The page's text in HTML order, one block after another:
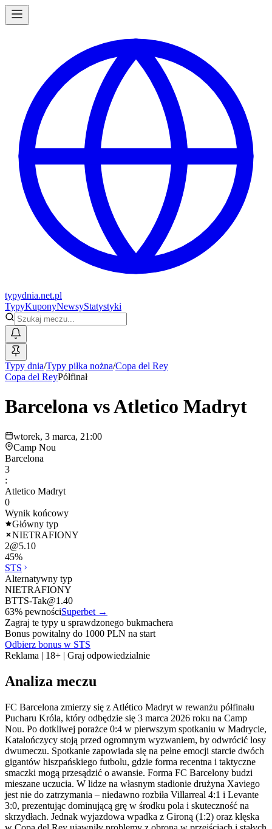
typydnia.net.pl
TypyKuponyNewsyStatystyki
Typy dnia/Typy piłka nożna/Copa del Rey
Copa del ReyPółfinał
Barcelona vsAtletico Madryt
wtorek, 3 marca, 21:00
Camp Nou
Barcelona
3
:
Atletico Madryt
0
Wynik końcowy
Główny typ
NIETRAFIONY
2@5.10
45%
STS
Alternatywny typ
NIETRAFIONY
BTTS-Tak@1.40
63% pewnościSuperbet →
Zagraj te typy u sprawdzonego bukmachera
Bonus powitalny do 1000 PLN na start
Odbierz bonus w STS
Reklama | 18+ | Graj odpowiedzialnie
Analiza meczu
FC Barcelona zmierzy się z Atlético Madryt w rewanżu półfinału
Pucharu Króla, który odbędzie się 3 marca 2026 roku na Camp
Nou. Po dotkliwej porażce 0:4 w pierwszym spotkaniu w Madrycie,
Katalończycy stoją przed ogromnym wyzwaniem, by odwrócić losy
dwumeczu. Spotkanie zapowiada się na pełne emocji starcie dwóch
gigantów hiszpańskiego futbolu, gdzie forma recentna i taktyczne
smaczki mogą przesądzić o awansie. Forma FC Barcelony budzi
mieszane uczucia. W lidze na własnym stadionie drużyna Xaviego
jest nie do zatrzymania – niedawno rozbiła Villarreal 4:1 i Levante
3:0, prezentując dominującą grę w środku pola i skuteczność na
skrzydłach. Jednak wyjazdowa wpadka z Gironą (1:2) oraz klęska